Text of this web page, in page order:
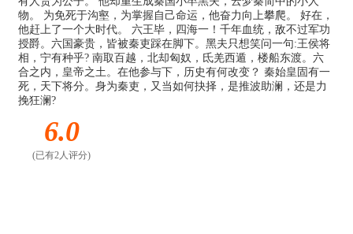
物。 为免死于沟壑，为掌握自己命运，他奋力向上攀爬。 好在，
他赶上了一个大时代。 六王毕，四海一！千年血统，敌不过军功
授爵。六国豪贵，皆被秦吏踩在脚下。黑夫只想笑问一句:王侯将
相，宁有种乎? 南取百越，北却匈奴，氐羌西遁，楼船东渡。六
合之内，皇帝之土。在他参与下，历史有何改变？ 秦始皇固有一
死，天下将分。身为秦吏，又当如何抉择，是推波助澜，还是力
挽狂澜?
6.0
(已有2人评分)